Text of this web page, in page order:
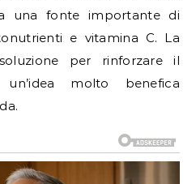
una fonte importante di
e vitamina C. La
per rinforzare il
un’idea molto benefica